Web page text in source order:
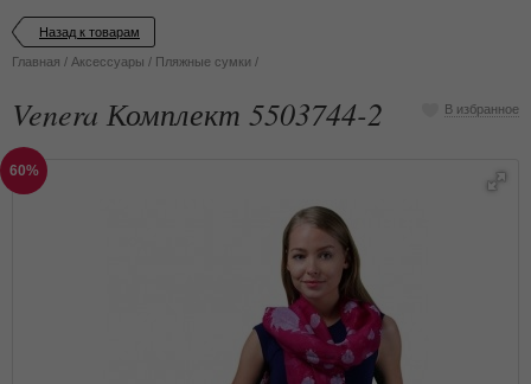
Назад к товарам
Главная / Аксессуары / Пляжные сумки /
Venera Комплект 5503744-2 В избранное
60%